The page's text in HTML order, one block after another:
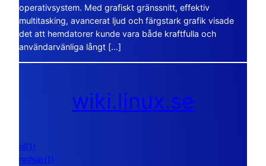
operativsystem. Med grafiskt gränssnitt, effektiv
multitasking, avancerat ljud och färgstark grafik visade
det att hemdatorer kunde vara både kraftfulla och
användarvänliga långt […]
wiki.linux.se
nl(1)
nohup(1)